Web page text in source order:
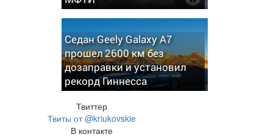
Седан Geely Galaxy A7
прошел 2600 км без
дозаправки и установил
рекорд Гиннесса
Твиттер
Твиты от @kriukovskie
В контакте